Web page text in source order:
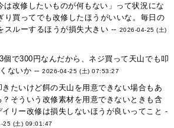
は改修したいものが何もない」って状況にな
り買ってでも改修したほうがいいな。毎日の
スルーするほうが損失大きい -- 2026-04-25 (土)
個で300円なんだから、ネジ買って天山でも叩
ないか --2026-04-25 (土) 07:53:27
きたいけど餌の天山を用意できない場合もあ
？そういう改修素材を用意できないときも含
イリー改修は損失しないほうが良いってこと -
25 (土) 09:01:47